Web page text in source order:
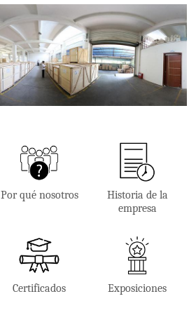
Por qué nosotros
Historia de la
empresa
Certificados Exposiciones